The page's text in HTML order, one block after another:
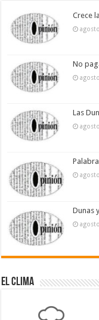
Crece
No
Las
Dunas
El Clima